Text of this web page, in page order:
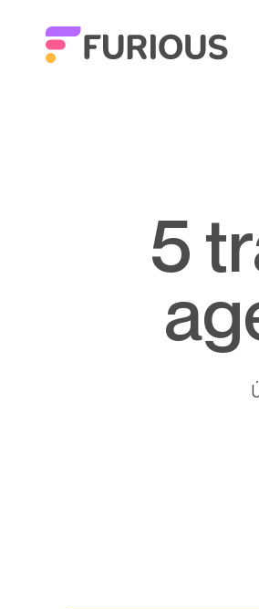
5 trampas de margen para las